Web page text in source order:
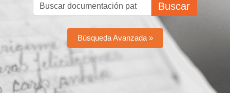
Buscar
Búsqueda Avanzada »